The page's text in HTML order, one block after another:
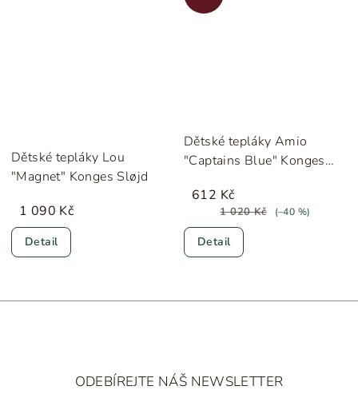
Dětské tepláky Lou
"Magnet" Konges Sløjd
1 090 Kč
Detail
Dětské tepláky Amio
"Captains Blue" Konges
612 Kč
1 020 Kč (–40 %)
Detail
ODEBÍREJTE NÁŠ NEWSLETTER